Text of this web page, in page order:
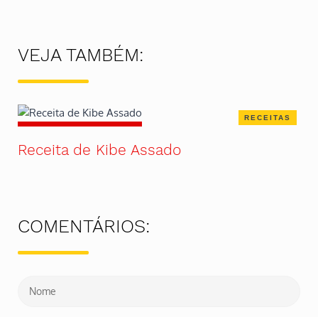
VEJA TAMBÉM:
RECEITAS
Receita de Kibe Assado
COMENTÁRIOS: